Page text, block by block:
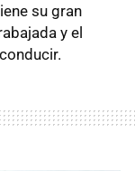
su gran
y el